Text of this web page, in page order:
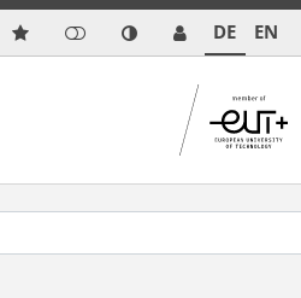
DE EN